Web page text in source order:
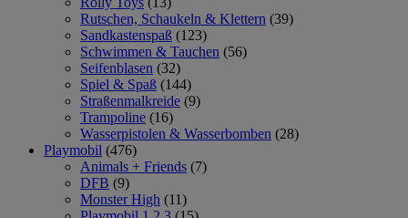
Rutschen, Schaukeln & Klettern (39)
Sandkastenspaß (123)
Schwimmen & Tauchen (56)
Seifenblasen (32)
Spiel & Spaß (144)
Straßenmalkreide (9)
Trampoline (16)
Wasserpistolen & Wasserbomben (28)
Playmobil (476)
Animals + Friends (7)
DFB (9)
Monster High (11)